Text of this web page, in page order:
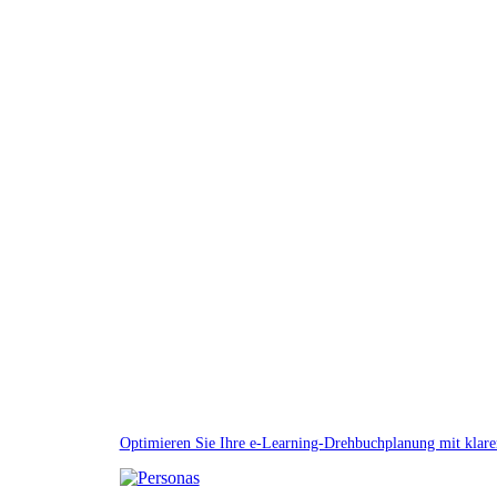
Optimieren Sie Ihre e-Learning-Drehbuchplanung mit